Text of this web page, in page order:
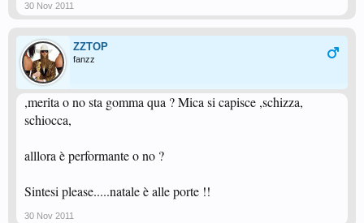
30 Nov 2011
ZZTOP
fanzz
,merita o no sta gomma qua ? Mica si capisce ,schizza,
schiocca,
alllora è performante o no ?
Sintesi please.....natale è alle porte !!
30 Nov 2011